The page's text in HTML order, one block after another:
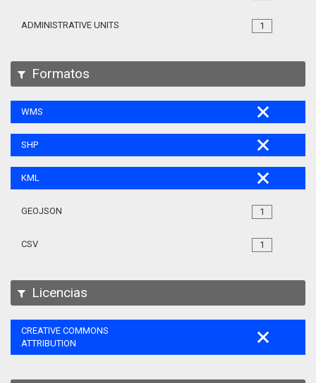
1
ADMINISTRATIVE UNITS
Formatos
WMS
SHP
KML
1
GEOJSON
1
CSV
Licencias
CREATIVE COMMONS
ATTRIBUTION